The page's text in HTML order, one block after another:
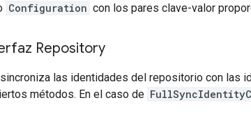
Configuration con los pares clave-valor
Repository
sincroniza las identidades del repositorio con las
métodos. En el caso de